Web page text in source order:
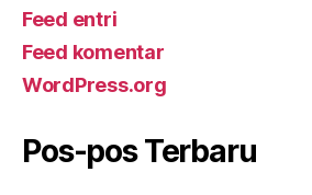
Feed entri
Feed komentar
WordPress.org
Pos-pos Terbaru